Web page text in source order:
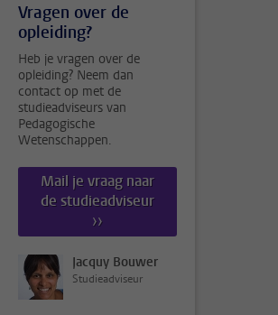
Vragen over de
opleiding?
Heb je vragen over de
opleiding? Neem dan
contact op met de
studieadviseurs van
Pedagogische
Wetenschappen.
Mail je vraag naar
de studieadviseur
››
Jacquy Bouwer
Studieadviseur